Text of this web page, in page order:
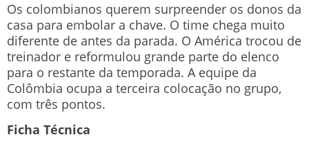
Os colombianos querem surpreender os donos da
casa para embolar a chave. O time chega muito
diferente de antes da parada. O América trocou de
treinador e reformulou grande parte do elenco
para o restante da temporada. A equipe da
Colômbia ocupa a terceira colocação no grupo,
com três pontos.
Ficha Técnica